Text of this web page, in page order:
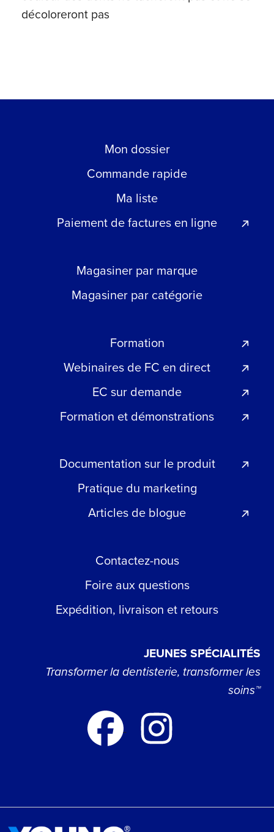
décoloreront pas
Mon dossier
Commande rapide
Ma liste
Paiement de factures en ligne
Magasiner par marque
Magasiner par catégorie
Formation
Webinaires de FC en direct
EC sur demande
Formation et démonstrations
Documentation sur le produit
Pratique du marketing
Articles de blogue
Contactez-nous
Foire aux questions
Expédition, livraison et retours
JEUNES SPÉCIALITÉS
Transformer la dentisterie, transformer les
soins™